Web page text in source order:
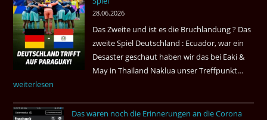
28.06.2026
Das Zweite und ist es die Bruchlandung ? Das
zweite Spiel Deutschland : Ecuador, war ein
Desaster geschaut haben wir das bei Eaki &
May in Thailand Naklua unser Treffpunkt…
bei
weiterlesen
Das waren noch die Erinnerungen an die Corona